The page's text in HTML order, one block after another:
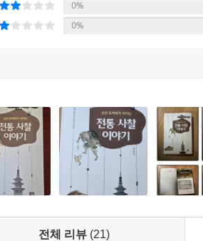
0%
0%
전체 리뷰 (21)